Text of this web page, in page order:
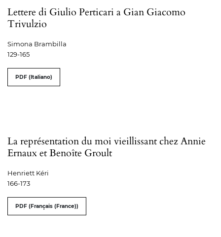
Lettere di Giulio Perticari a Gian Giacomo
Trivulzio
Simona Brambilla
129-165
PDF (Italiano)
La représentation du moi vieillissant chez Annie
Ernaux et Benoîte Groult
Henriett Kéri
166-173
PDF (Français (France))